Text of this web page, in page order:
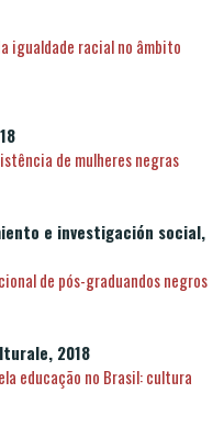
igualdade racial no âmbito
de mulheres negras
e investigación social,
de pós-graduandos negros
2018
educação no Brasil: cultura